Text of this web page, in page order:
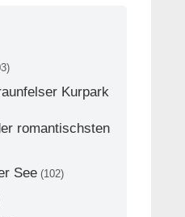
Kurpark
romantischsten
See (102)